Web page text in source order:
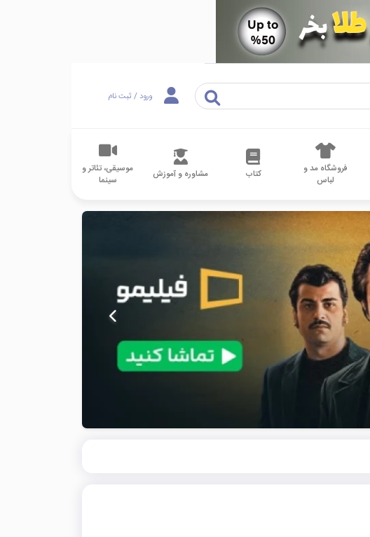
ورود / ثبت نام
فروشگاه مد و
لباس
کتاب مشاوره و آموزش
موسیقی، تئاتر و
سینما